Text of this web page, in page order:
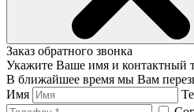
Заказ обратного звонка
Укажите Ваше имя и контактный
В ближайшее время мы Вам
Имя